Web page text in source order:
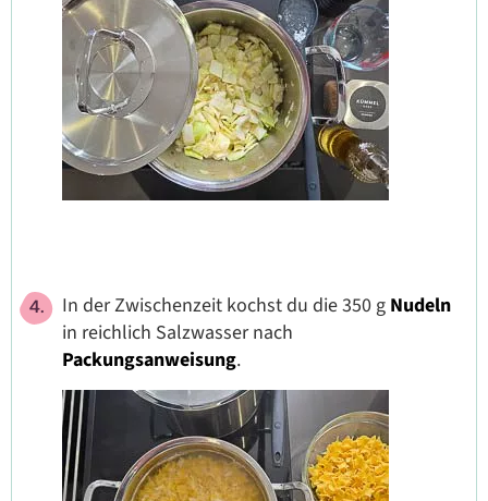
In der Zwischenzeit kochst du die 350 g Nudeln
in reichlich Salzwasser nach
Packungsanweisung.